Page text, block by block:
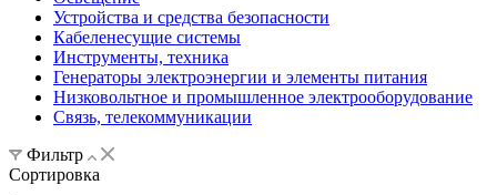
Устройства и средства безопасности
Кабеленесущие системы
Инструменты, техника
Генераторы электроэнергии и элементы питания
Низковольтное и промышленное электрооборудование
Связь, телекоммуникации
Фильтр
Сортировка